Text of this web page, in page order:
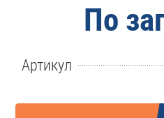
По
Артикул